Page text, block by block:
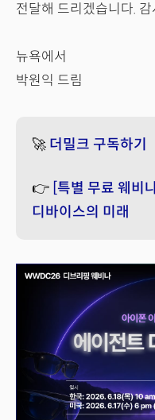
전달해 드리겠습니다.
뉴욕에서
박원익 드림
🚀 더밀크 구독하기
👉 [특별 무료 웨비
디바이스의 미래